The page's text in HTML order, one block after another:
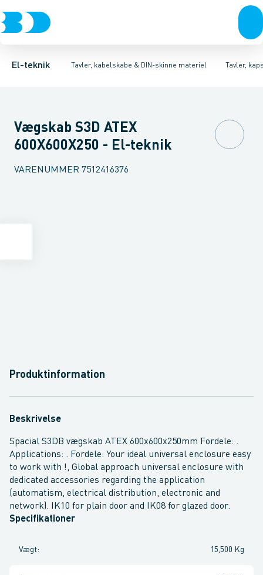
El-teknik Tavler, kabelskabe & DIN-skinne materiel
Afbrydere, stikkontakter & lampeudtagForgreningsmateriel
Tavler,
Tavler, kapsling og rackskabe Fordelings-/byggepladstavler
Ventilationsplade (indkapsling/skab)Dækplade / mærkeplade
Vægskab S3D ATEX
600X600X250 - El-teknik
VARENUMMER 7512416376
Produktinformation
Beskrivelse
Spacial S3DB vægskab ATEX 600x600x250mm Fordele: .
Applications: . Fordele: Your ideal universal enclosure easy
to work with !, Global approach universal enclosure with
dedicated accessories regarding the application
(automatism, electrical distribution, electronic and
network). IK10 for plain door and IK08 for glazed door.
Specifikationer
Vægt: 15,500 Kg